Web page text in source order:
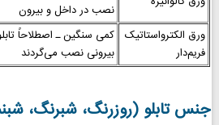
نصب در داخل و بیرون
ورق الکترواستاتیک
فریم‌دار
کمی سنگین ـ اصطلاحاً
بیرونی نصب می‌گردند
جنس تابلو (روزرنگ، شبرنگ،